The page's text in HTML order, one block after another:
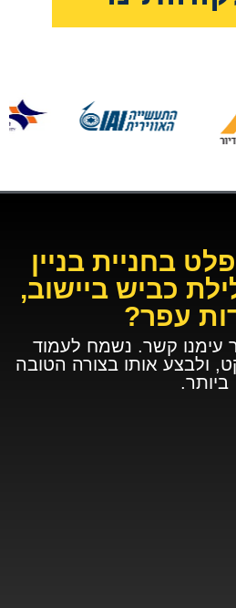
בחניית בניין
כביש ביישוב,
עפר?
עימנו קשר. נשמח לעמוד
ולבצע אותו בצורה הטובה
ביותר.